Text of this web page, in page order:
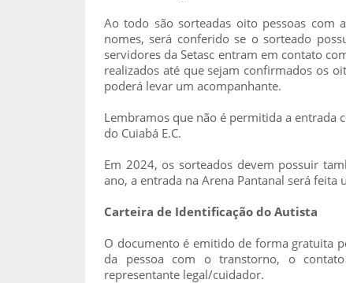
Ao todo são sorteadas oito pessoas com
nomes, será conferido se o sorteado
servidores da Setasc entram em contato
realizados até que sejam confirmados os
poderá levar um acompanhante.
Lembramos que não é permitida a entrada
do Cuiabá E.C.
Em 2024, os sorteados devem possuir
ano, a entrada na Arena Pantanal será
Carteira de Identificação do Autista
O documento é emitido de forma gratuita
da pessoa com o transtorno, o
representante legal/cuidador.